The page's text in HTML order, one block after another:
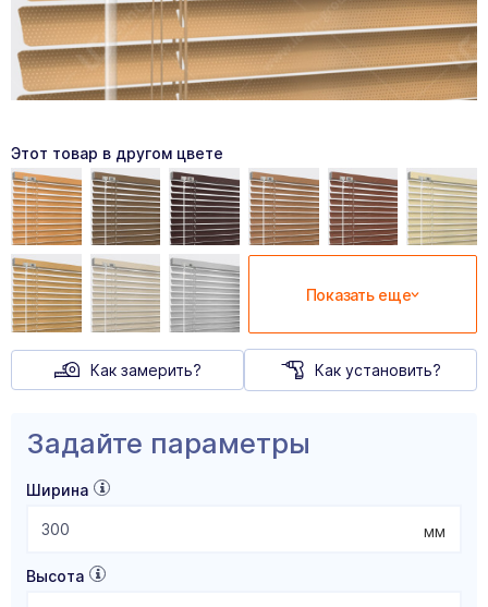
Этот товар в другом цвете
Показать еще
Как замерить? Как установить?
Задайте параметры
Ширина
мм
Высота